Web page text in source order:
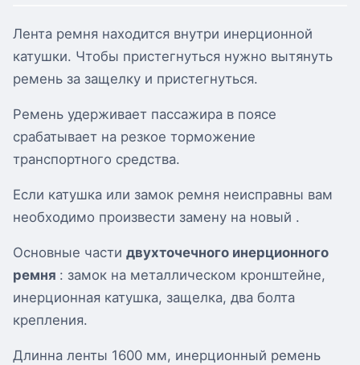
Лента ремня находится внутри инерционной
катушки. Чтобы пристегнуться нужно вытянуть
ремень за защелку и пристегнуться.
Ремень удерживает пассажира в поясе
срабатывает на резкое торможение
транспортного средства.
Если катушка или замок ремня неисправны вам
необходимо произвести замену на новый .
Основные части двухточечного инерционного
ремня : замок на металлическом кронштейне,
инерционная катушка, защелка, два болта
крепления.
Длинна ленты 1600 мм, инерционный ремень